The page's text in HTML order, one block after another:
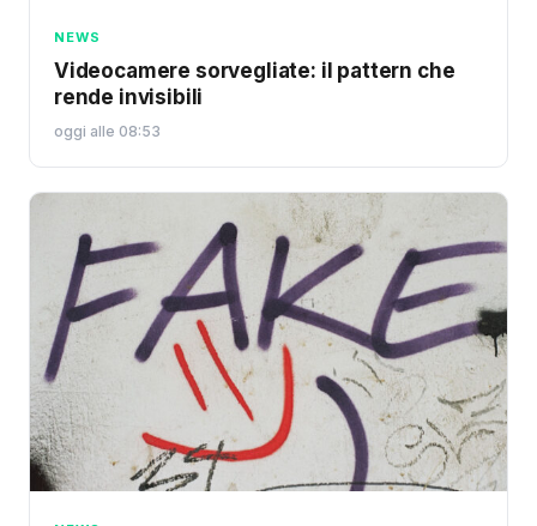
NEWS
Videocamere sorvegliate: il pattern che
rende invisibili
oggi alle 08:53